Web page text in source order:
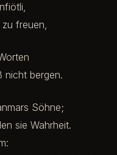
freuen,
nicht bergen.
Söhne;
sie Wahrheit.